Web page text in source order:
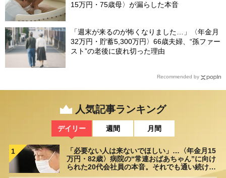
15万円・75歳母〉が漏らした本音
「週末が来るのが怖くなりました…」〈年金月
32万円・貯蓄5,300万円〉66歳夫婦、“孫ファー
スト”の老後に疲れ切った理由
Recommended by
人気記事ランキング
デイリー 週間 月間
1
「必要ない人は来ないでほしい」…〈年金月15
万円・82歳〉病院の“常連おばあちゃん”に向け
られた20代会社員の本音。それでも通い続ける